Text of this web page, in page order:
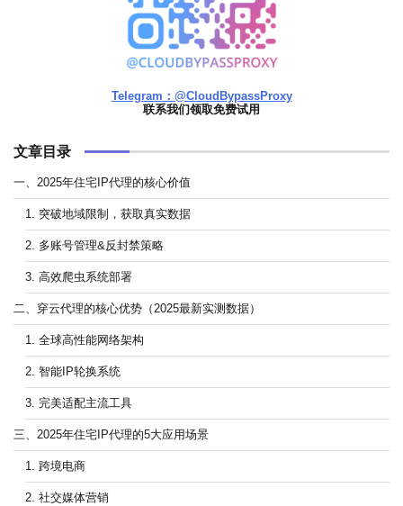
Telegram：@CloudBypassProxy
联系我们领取免费试用
文章目录
一、2025年住宅IP代理的核心价值
1. 突破地域限制，获取真实数据
2. 多账号管理&反封禁策略
3. 高效爬虫系统部署
二、穿云代理的核心优势（2025最新实测数据）
1. 全球高性能网络架构
2. 智能IP轮换系统
3. 完美适配主流工具
三、2025年住宅IP代理的5大应用场景
1. 跨境电商
2. 社交媒体营销